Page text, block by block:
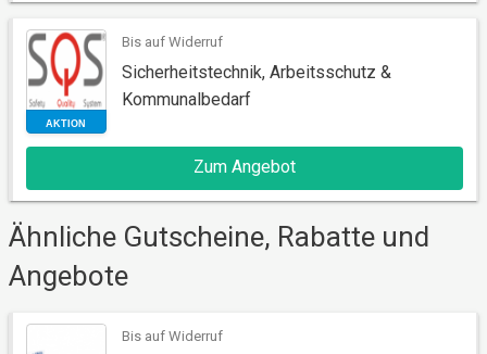
AKTION
AKTION
Bis auf Widerruf
Sicherheitstechnik, Arbeitsschutz &
Kommunalbedarf
Zum Angebot
Ähnliche Gutscheine, Rabatte und
Angebote
Bis auf Widerruf